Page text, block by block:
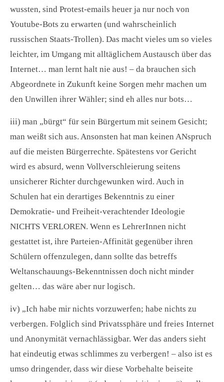
wussten, sind Protest-emails heuer ja nur noch von
Youtube-Bots zu erwarten (und wahrscheinlich
russischen Staats-Trollen). Das macht vieles um so vieles
leichter, im Umgang mit alltäglichem Austausch über das
Internet… man lernt halt nie aus! – da brauchen sich
Abgeordnete in Zukunft keine Sorgen mehr machen um
den Unwillen ihrer Wähler; sind eh alles nur bots…
iii) man „bürgt“ für sein Bürgertum mit seinem Gesicht;
man weißt sich aus. Ansonsten hat man keinen ANspruch
auf die meisten Bürgerrechte. Spätestens vor Gericht
wird es absurd, wenn Vollverschleierung seitens
unsicherer Richter durchgewunken wird. Auch in
Schulen hat ein derartiges Bekenntnis zu einer
Demokratie- und Freiheit-verachtender Ideologie
NICHTS VERLOREN. Wenn es LehrerInnen nicht
gestattet ist, ihre Parteien-Affinität gegenüber ihren
Schülern offenzulegen, dann sollte das betreffs
Weltanschauungs-Bekenntnissen doch nicht minder
gelten… das wäre aber nur logisch.
iv) „Ich habe mir nichts vorzuwerfen; habe nichts zu
verbergen. Folglich sind Privatssphäre und freies Internet
und Anonymität vernachlässigbar. Wer das anders sieht
hat eindeutig etwas schlimmes zu verbergen! – also ist es
umso dringender, dass wir diese Vorbehalte beiseite